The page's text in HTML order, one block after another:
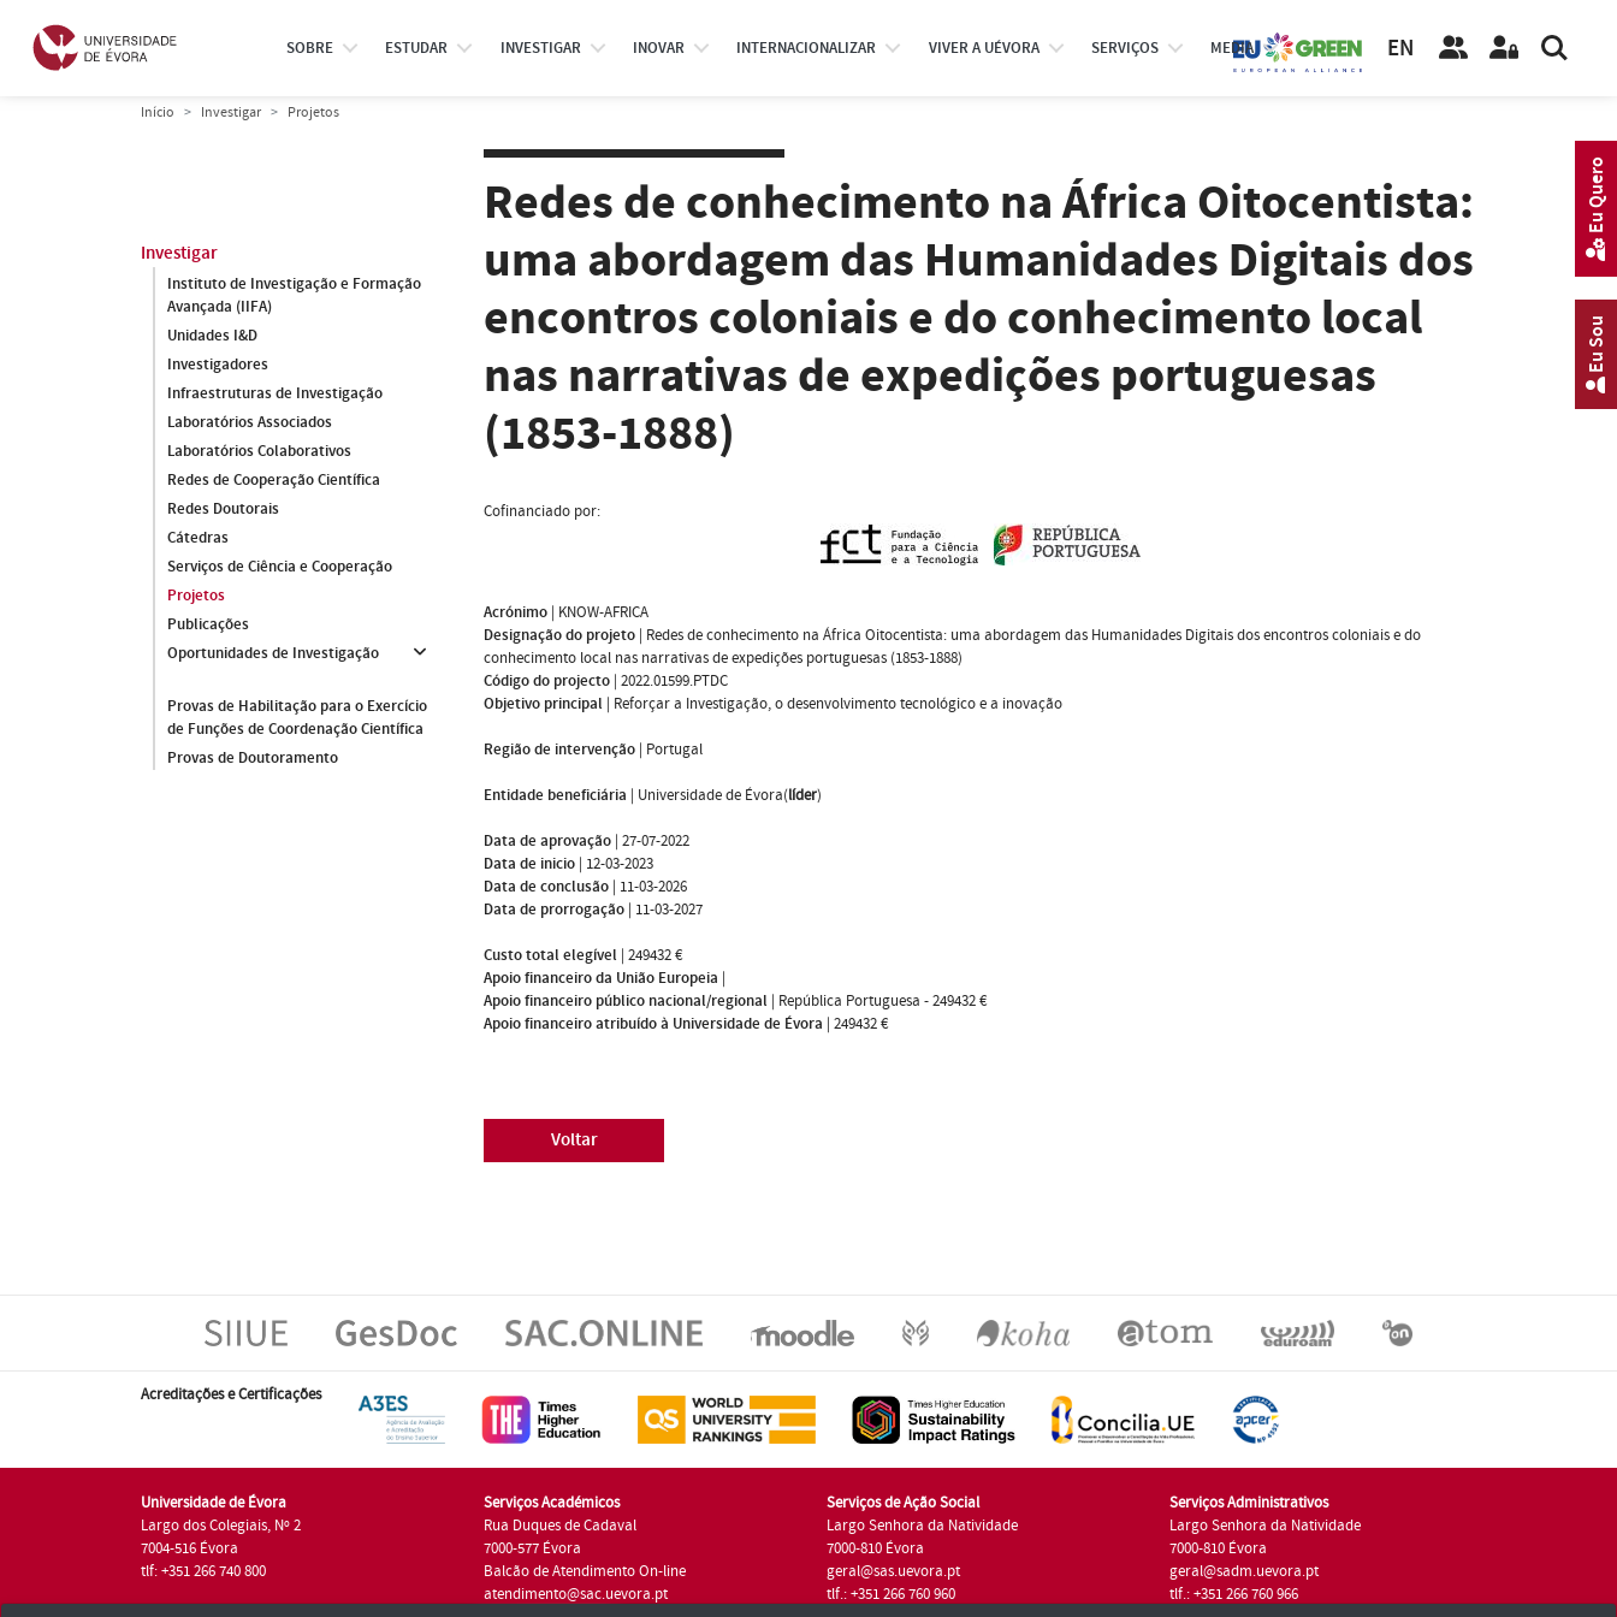
SOBRE ESTUDAR INVESTIGAR INOVAR INTERNACIONALIZAR VIVER A UÉVORA SERVIÇOS MEDIA EN
Início Investigar Projetos
Investigar
Instituto de Investigação e Formação
Avançada (IIFA)
Unidades I&D
Investigadores
Infraestruturas de Investigação
Laboratórios Associados
Laboratórios Colaborativos
Redes de Cooperação Científica
Redes Doutorais
Cátedras
Serviços de Ciência e Cooperação
Projetos
Publicações
Oportunidades de Investigação
Provas de Habilitação para o Exercício
de Funções de Coordenação Científica
Provas de Doutoramento
Redes de conhecimento na África Oitocentista:
uma abordagem das Humanidades Digitais dos
encontros coloniais e do conhecimento local
nas narrativas de expedições portuguesas
(1853-1888)
Cofinanciado por:
Acrónimo | KNOW-AFRICA
Designação do projeto | Redes de conhecimento na África Oitocentista: uma abordagem das Humanidades Digitais dos encontros coloniais e do
conhecimento local nas narrativas de expedições portuguesas (1853-1888)
Código do projecto | 2022.01599.PTDC
Objetivo principal | Reforçar a Investigação, o desenvolvimento tecnológico e a inovação
Região de intervenção | Portugal
Entidade beneficiária | Universidade de Évora(líder)
Data de aprovação | 27-07-2022
Data de inicio | 12-03-2023
Data de conclusão | 11-03-2026
Data de prorrogação | 11-03-2027
Custo total elegível | 249432 €
Apoio financeiro da União Europeia |
Apoio financeiro público nacional/regional | República Portuguesa - 249432 €
Apoio financeiro atribuído à Universidade de Évora | 249432 €
Voltar
Acreditações e Certificações
Universidade de Évora
Largo dos Colegiais, Nº 2
7004-516 Évora
tlf: +351 266 740 800
Serviços Académicos
Rua Duques de Cadaval
7000-577 Évora
Balcão de Atendimento On-line
atendimento@sac.uevora.pt
Serviços de Ação Social
Largo Senhora da Natividade
7000-810 Évora
geral@sas.uevora.pt
tlf.: +351 266 760 960
Serviços Administrativos
Largo Senhora da Natividade
7000-810 Évora
geral@sadm.uevora.pt
tlf.: +351 266 760 966
Eu Sou
Eu Quero